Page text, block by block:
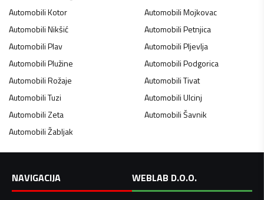
AutomobiliKotor AutomobiliMojkovac
AutomobiliNikšić AutomobiliPetnjica
AutomobiliPlav AutomobiliPljevlja
AutomobiliPlužine AutomobiliPodgorica
AutomobiliRožaje AutomobiliTivat
AutomobiliTuzi AutomobiliUlcinj
AutomobiliZeta AutomobiliŠavnik
AutomobiliŽabljak
NAVIGACIJA
WEBLAB D.O.O.